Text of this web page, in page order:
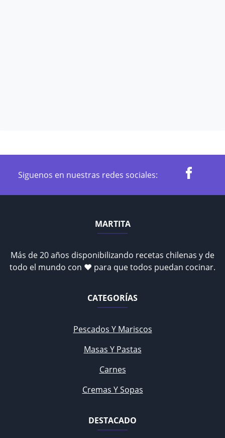
Siguenos en nuestras redes sociales:
MARTITA
Más de 20 años disponibilizando recetas chilenas y de
todo el mundo con ♥ para que todos puedan cocinar.
CATEGORÍAS
Pescados Y Mariscos
Masas Y Pastas
Carnes
Cremas Y Sopas
DESTACADO